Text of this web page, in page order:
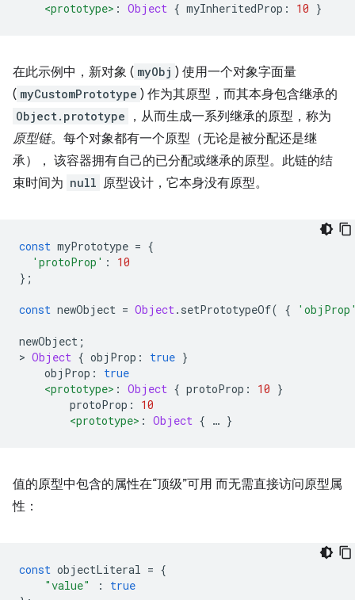
<prototype> : Object { myInheritedProp : 10 }
在此示例中，新对象 ( myObj ) 使用一个对象字面量
( myCustomPrototype ) 作为其原型，而其本身包含继承的
Object.prototype
，从而生成一系列继承的原型，称为
原型链。每个对象都有一个原型（无论是被分配还是继
承）， 该容器拥有自己的已分配或继承的原型。此链的结
束时间为 null 原型设计，它本身没有原型。
const myPrototype = {
'protoProp' :
10
};
const newObject = Object. setPrototypeOf( {
newObject ;
> Object { objProp : true }
objProp :
true
<prototype> : Object { protoProp : 10 }
protoProp :
10
<prototype> : Object { … }
值的原型中包含的属性在“顶级”可用 而无需直接访问原型属
性：
const objectLiteral = {
"value"
:
true